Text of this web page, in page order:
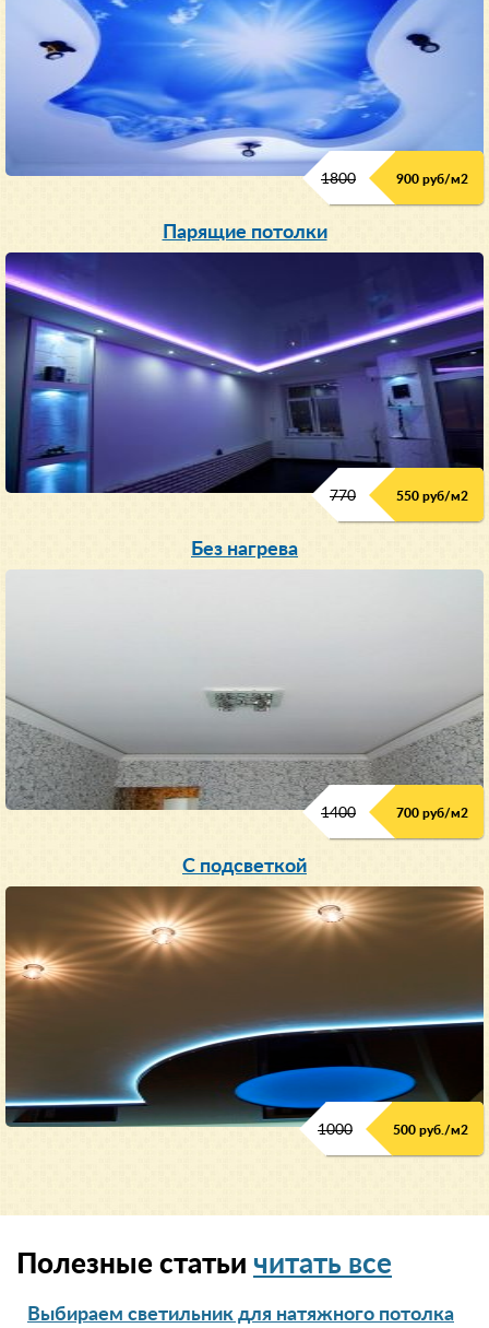
1800 900 руб/м2
Парящие потолки
770 550 руб/м2
Без нагрева
1400 700 руб/м2
С подсветкой
1000 500 руб./м2
Полезные статьи читать все
Выбираем светильник для натяжного потолка